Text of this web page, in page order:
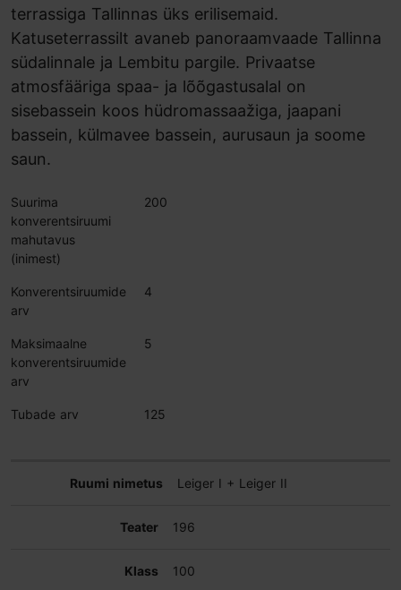
terrassiga Tallinnas üks erilisemaid.
Katuseterrassilt avaneb panoraamvaade Tallinna
südalinnale ja Lembitu pargile. Privaatse
atmosfääriga spaa- ja lõõgastusalal on
sisebassein koos hüdromassaažiga, jaapani
bassein, külmavee bassein, aurusaun ja soome
saun.
Suurima
konverentsiruumi
mahutavus
(inimest)
200
Konverentsiruumide
arv
4
Maksimaalne
konverentsiruumide
arv
5
Tubade arv 125
Leiger I + Leiger II
196
100